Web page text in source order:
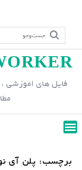
p
n
فایل های اموزشی
برچسب: پلن آی